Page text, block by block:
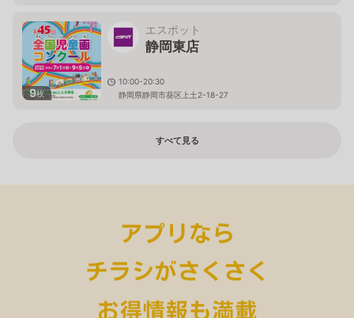
9枚
エスポット
静岡東店
10:00-20:30
静岡県静岡市葵区上土2-18-27
すべて見る